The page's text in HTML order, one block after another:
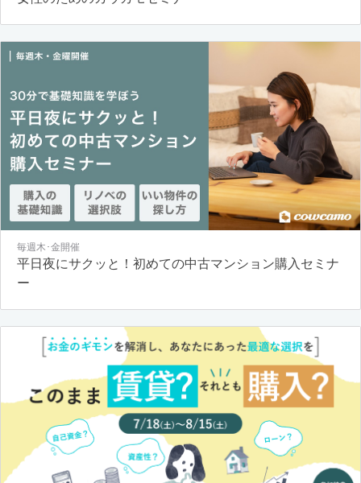
毎週木･金開催
平日夜にサクッと！初めての中古マンション購入セミナ
ー